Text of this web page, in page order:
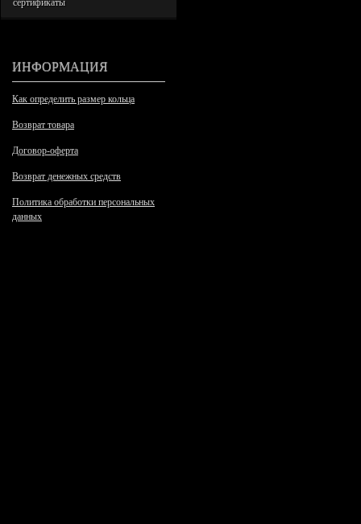
сертификаты
ИНФОРМАЦИЯ
Как определить размер кольца
Возврат товара
Договор-оферта
Возврат денежных средств
Политика обработки персональных
данных